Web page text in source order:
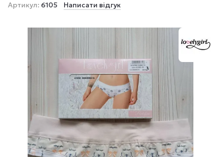
Артикул: 6105 Написати відгук